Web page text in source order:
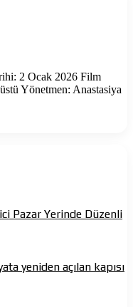
2 Ocak 2026 Film
Yönetmen: Anastasiya
Pazar Yerinde Düzenli
yeniden açılan kapısı